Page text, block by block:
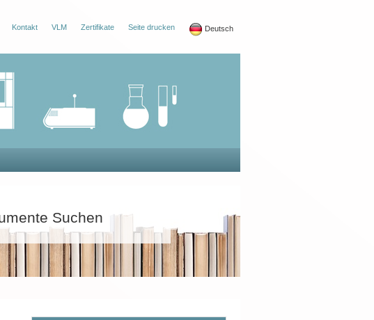
Kontakt VLM Zertifikate Seite drucken Deutsch
Suchen